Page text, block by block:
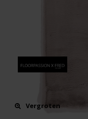
Vergroten